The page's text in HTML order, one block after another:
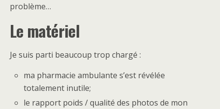
problème…
Le matériel
Je suis parti beaucoup trop chargé :
ma pharmacie ambulante s’est révélée
totalement inutile;
le rapport poids / qualité des photos de mon